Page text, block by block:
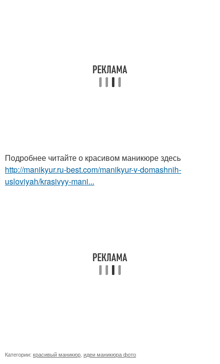
Подробнее читайте о красивом маникюре здесь
http://manikyur.ru-best.com/manikyur-v-domashnih-
usloviyah/krasivyy-mani...
Категории: красивый маникюр идеи маникюра фото